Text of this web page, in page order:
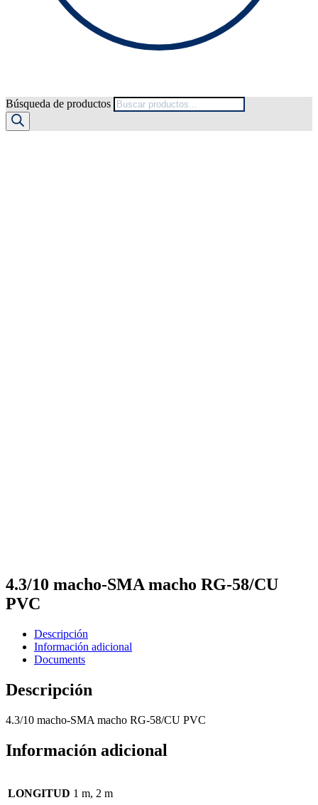
Búsqueda de productos
4.3/10 macho-SMA macho RG-58/CU
PVC
Descripción
Información adicional
Documents
Descripción
4.3/10 macho-SMA macho RG-58/CU PVC
Información adicional
LONGITUD 1 m, 2 m